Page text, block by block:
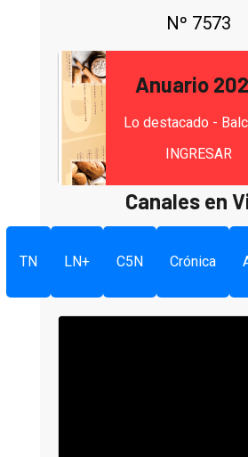
Nº 7573
Anuario
Lo destacado -
INGRESAR
Canales en
TN LN+ C5N Crónica